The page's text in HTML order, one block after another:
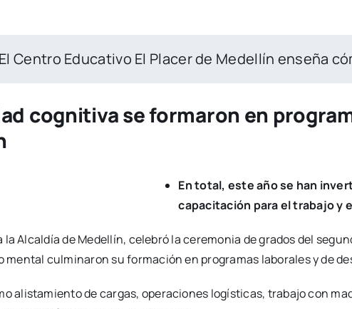
El Placer de Medellín enseña cómo se
cognitiva se formaron en
En total, este año se han
capacitación para el trabajo y
Alcaldía de Medellín, celebró la ceremonia de grados del
culminaron su formación en programas laborales y de
alistamiento de cargas, operaciones logísticas, trabajo con